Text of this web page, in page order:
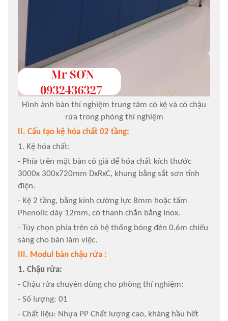
Hình ảnh bàn thí nghiệm trung tâm có kệ và có chậu
rửa trong phòng thí nghiệm
II. Cấu tạo kệ hóa chất 02 tầng:
1. Kệ hóa chất:
- Phía trên mặt bàn có giá để hóa chất kích thước
3000x 300x720mm DxRxC, khung bằng sắt sơn tĩnh
điện.
- Kệ 2 tầng, bằng kính cường lực 8mm hoặc tấm
Phenolic dày 12mm, có thanh chắn bằng Inox.
- Tùy chọn phía trên có hệ thống bóng đèn 0.6m chiếu
sáng cho bàn làm việc.
III. Modul bàn chậu rửa :
1. Chậu rửa:
- Chậu rửa chuyên dùng cho phòng thí nghiệm:
- Số lượng: 01
- Chất liệu: Nhựa PP Chất lượng cao, kháng hầu hết